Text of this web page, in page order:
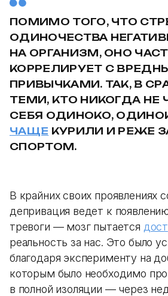
ПОМИМО ТОГО, ЧТО
ОДИНОЧЕСТВА
НА ОРГАНИЗМ, ОНО
КОРРЕЛИРУЕТ С
ПРИВЫЧКАМИ. ТАК, В
ТЕМИ, КТО НИКОГДА НЕ
СЕБЯ ОДИНОКО,
ЧАЩЕ КУРИЛИ И РЕЖЕ
СПОРТОМ.
В крайних своих проявлениях
депривация ведет к
тревоги — мозг пытается
реальность за нас. Это было
благодаря эксперименту на
которым было необходимо
в полной изоляции — через